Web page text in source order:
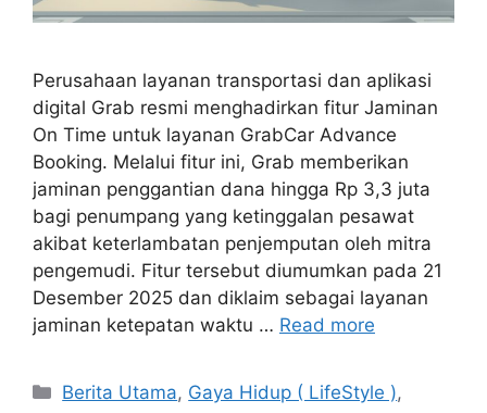
Perusahaan layanan transportasi dan aplikasi
digital Grab resmi menghadirkan fitur Jaminan
On Time untuk layanan GrabCar Advance
Booking. Melalui fitur ini, Grab memberikan
jaminan penggantian dana hingga Rp 3,3 juta
bagi penumpang yang ketinggalan pesawat
akibat keterlambatan penjemputan oleh mitra
pengemudi. Fitur tersebut diumumkan pada 21
Desember 2025 dan diklaim sebagai layanan
jaminan ketepatan waktu … Read more
Categories
Berita Utama, Gaya Hidup ( LifeStyle ),